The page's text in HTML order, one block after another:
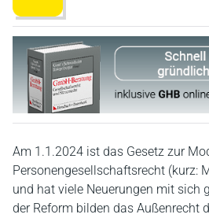
Am 1.1.2024 ist das Gesetz zur
Personengesellschaftsrecht (kurz:
und hat viele Neuerungen mit sich
der Reform bilden das Außenrecht